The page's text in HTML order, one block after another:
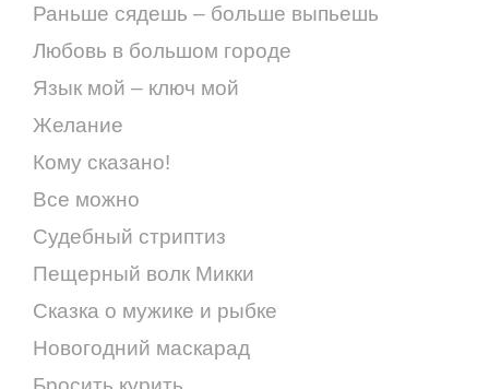
Раньше сядешь – больше выпьешь
Любовь в большом городе
Язык мой – ключ мой
Желание
Кому сказано!
Все можно
Судебный стриптиз
Пещерный волк Микки
Сказка о мужике и рыбке
Новогодний маскарад